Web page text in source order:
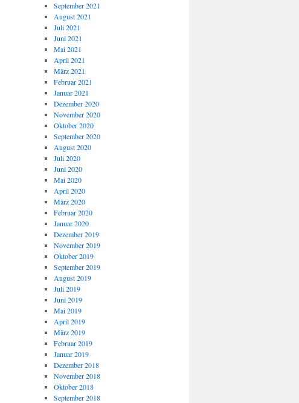
September 2021
August 2021
Juli 2021
Juni 2021
Mai 2021
April 2021
März 2021
Februar 2021
Januar 2021
Dezember 2020
November 2020
Oktober 2020
September 2020
August 2020
Juli 2020
Juni 2020
Mai 2020
April 2020
März 2020
Februar 2020
Januar 2020
Dezember 2019
November 2019
Oktober 2019
September 2019
August 2019
Juli 2019
Juni 2019
Mai 2019
April 2019
März 2019
Februar 2019
Januar 2019
Dezember 2018
November 2018
Oktober 2018
September 2018